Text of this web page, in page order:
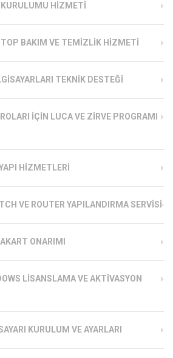
HIZMETI
BAKIM VE TEMIZLIK HIZMETI
TEKNIK DESTEĞI
İÇIN LUCA VE ZIRVE PROGRAMI
HIZMETLERI
VE ROUTER YAPILANDIRMA SERVISI
ONARIMI
LISANSLAMA VE AKTIVASYON
KURULUM VE AYARLARI